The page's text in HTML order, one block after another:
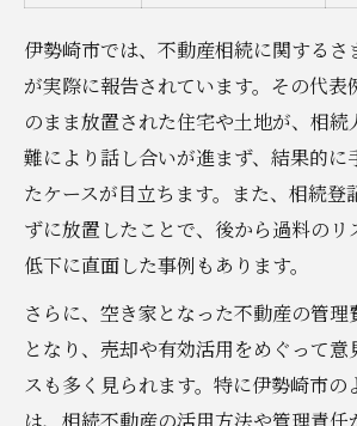
遺産分割協議書作成のポイ
トラブル予防のための専門
空き家問題への具体的対応と相
空き家の不動産相続で発生
覧
伊勢崎市の空き家相続で気を
売却・活用を選ぶ際の判断
相続登記が遅れた場合のリ
空き家管理の実践的な対策
伊勢崎市では、不動産相続に関するさ
が実際に報告されています。その代表
のまま放置された住宅や土地が、相続
難により話し合いが進まず、結果的に
たケースが目立ちます。また、相続登
ずに放置したことで、後から過料のリ
低下に直面した事例もあります。
さらに、空き家となった不動産の管理
となり、売却や有効活用をめぐって意
スも多く見られます。特に伊勢崎市の
は、相続不動産の活用方法や管理責任